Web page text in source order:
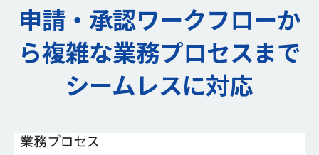
申請・承認ワークフローか
ら複雑な業務プロセスまで
シームレスに対応